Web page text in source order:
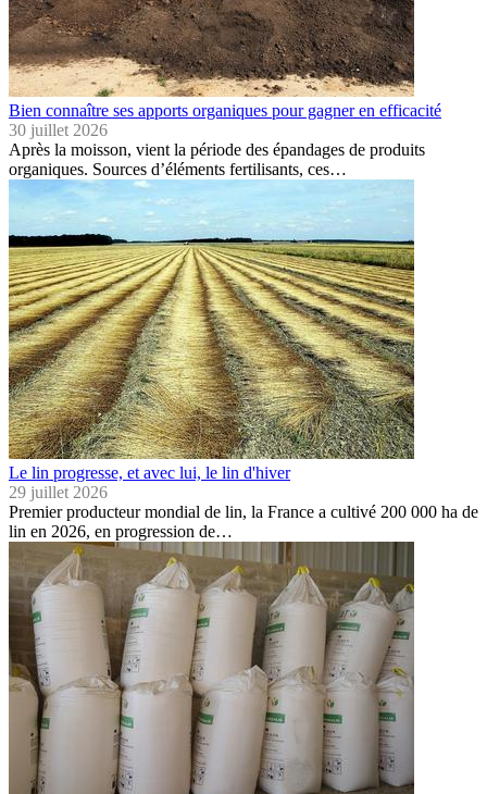
Bien connaître ses apports organiques pour gagner en efficacité
30 juillet 2026
Après la moisson, vient la période des épandages de produits
organiques. Sources d’éléments fertilisants, ces…
Le lin progresse, et avec lui, le lin d'hiver
29 juillet 2026
Premier producteur mondial de lin, la France a cultivé 200 000 ha de
lin en 2026, en progression de…